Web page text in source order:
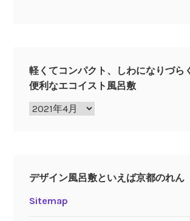
軽くてコンパクト、しわになりづら
便利なエコイスト風呂敷
軽
パ
ク
デザイン風呂敷といえば京都のれん
Sitemap